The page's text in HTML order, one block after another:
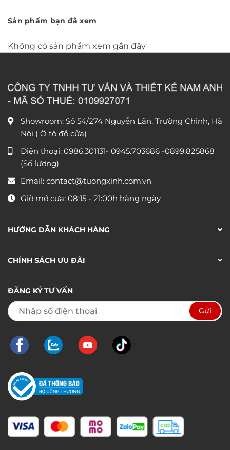
1.550.000 ₫
Sản phẩm bạn đã xem
Không có sản phẩm xem gần đây
Showroom: Số 54/274 Nguyễn Lân, Trường Chinh, Hà
Nội ( Ô tô đỗ cửa)
Điện thoại: 0986.301131- 0945.703686 -0899.825868
(Số lượng)
Email: contact@tuongxinh.com.vn
Giờ mở cửa: 08:15 - 21:00h hàng ngày
HƯỚNG DẪN KHÁCH HÀNG
CHÍNH SÁCH ƯU ĐÃI
ĐĂNG KÝ TƯ VẤN